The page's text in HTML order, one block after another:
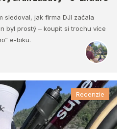
sledoval, jak firma DJI začala
byl prostý – koupit si trochu více
e-biku.
Recenzie